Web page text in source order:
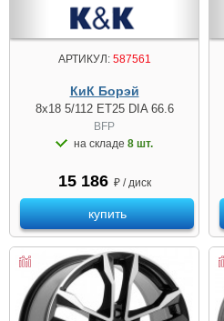
АРТИКУЛ:587561
КиК Борэй
8x18 5/112 ET25 DIA 66.6
BFP
на складе 8 шт.
15 186 ₽ / диск
купить